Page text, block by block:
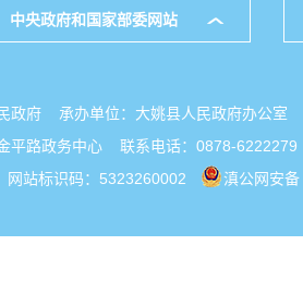
中央政府和国家部委网站
民政府 承办单位：大姚县人民政府办公
平路政务中心 联系电话：0878-6222279
网站标识码：5323260002 滇公网安